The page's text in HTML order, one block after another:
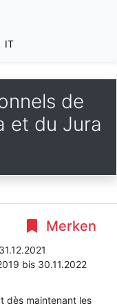
IT
de
et du Jura
Merken
bis 30.11.2022
dès maintenant les